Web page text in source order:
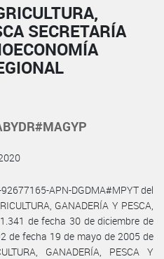
SECRETARÍA
APN-DGDMA#MPYT del
GANADERÍA Y PESCA,
de fecha 30 de diciembre de
de fecha 19 de mayo de 2005 de
GANADERÍA, PESCA Y